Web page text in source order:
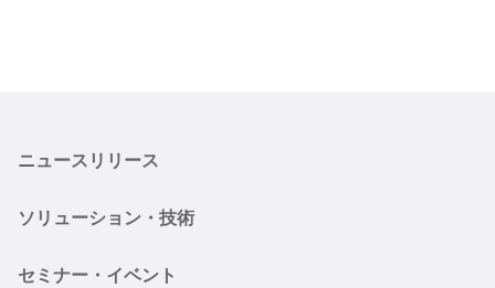
ニュースリリース
ソリューション・技術
セミナー・イベント